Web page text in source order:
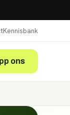
Kennisbank
ons